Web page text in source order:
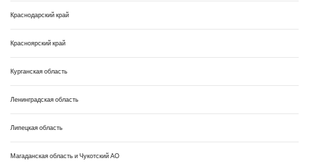
Краснодарский край
Красноярский край
Курганская область
Ленинградская область
Липецкая область
Магаданская область и Чукотский АО